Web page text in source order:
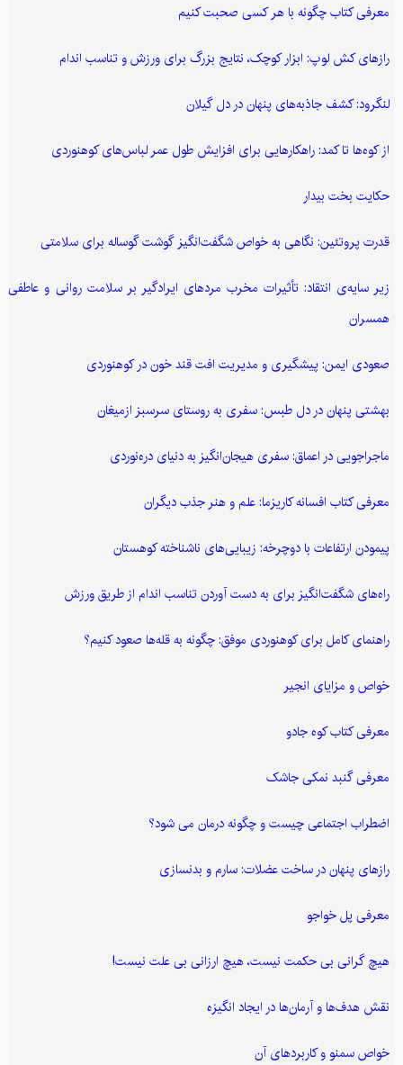
معرفی کتاب چگونه با هر کسی صحبت کنیم
رازهای کش لوپ: ابزار کوچک، نتایج بزرگ برای ورزش و تناسب اندام
لنگرود: کشف جاذبه‌های پنهان در دل گیلان
از کوه‌ها تا کمد: راهکارهایی برای افزایش طول عمر لباس‌های کوهنوردی
حکایت بخت بیدار
قدرت پروتئین: نگاهی به خواص شگفت‌انگیز گوشت گوساله برای سلامتی
زیر سایه‌ی انتقاد: تأثیرات مخرب مردهای ایرادگیر بر سلامت روانی و عاطفی
همسران
صعودی ایمن: پیشگیری و مدیریت افت قند خون در کوهنوردی
بهشتی پنهان در دل طبس: سفری به روستای سرسبز ازمیغان
ماجراجویی در اعماق: سفری هیجان‌انگیز به دنیای دره‌نوردی
معرفی کتاب افسانه کاریزما: علم و هنر جذب دیگران
پیمودن ارتفاعات با دوچرخه: زیبایی‌های ناشناخته کوهستان
راه‌های شگفت‌انگیز برای به دست آوردن تناسب اندام از طریق ورزش
راهنمای کامل برای کوهنوردی موفق: چگونه به قله‌ها صعود کنیم؟
خواص و مزایای انجیر
معرفی کتاب کوه جادو
معرفی گنبد نمکی جاشک
اضطراب اجتماعی چیست و چگونه درمان می شود؟
رازهای پنهان در ساخت عضلات: سارم و بدنسازی
معرفی پل خواجو
هیچ گرانی بی حکمت نیست، هیچ ارزانی بی علت نیست!
نقش هدف‌ها و آرمان‌ها در ایجاد انگیزه
خواص سمنو و کاربردهای آن